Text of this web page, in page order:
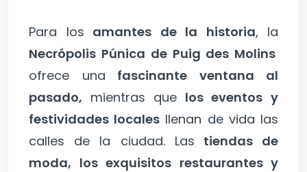
Para los amantes de la historia, la
Necrópolis Púnica de Puig des Molins
ofrece una fascinante ventana al
pasado, mientras que los eventos y
festividades locales llenan de vida las
calles de la ciudad. Las tiendas de
moda, los exquisitos restaurantes y